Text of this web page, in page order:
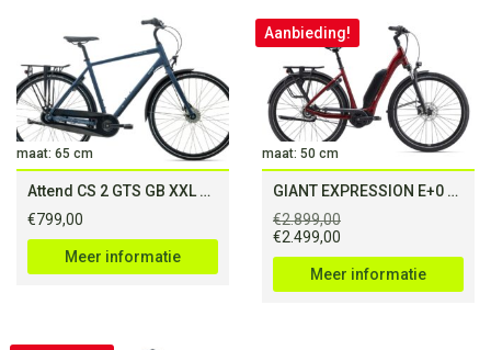
maat: 65 cm
Attend CS 2 GTS GB XXL Blue Ashes
€799,00
Meer informatie
maat: 50 cm
Aanbieding!
GIANT EXPRESSION E+0 50Nm (500Wh)
€2.899,00
Oorspronkelijke
prijs
€2.899,00.
€2.499,00
prijs
is:
€2.499,00.
Meer informatie